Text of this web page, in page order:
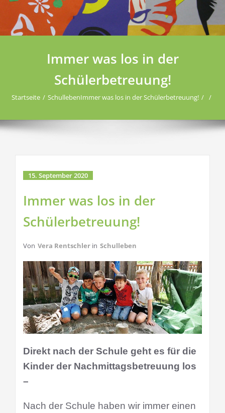
Immer was los in der
Schülerbetreuung!
Startseite SchullebenImmer was los in der Schülerbetreuung!
15. September 2020
Immer was los in der
Schülerbetreuung!
Von Vera Rentschler in Schulleben
Direkt nach der Schule geht es für die
Kinder der Nachmittagsbetreuung los
–
Nach der Schule haben wir immer einen